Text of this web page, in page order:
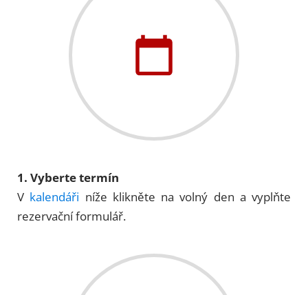
1. Vyberte termín
V kalendáři níže klikněte na volný den a vyplňte
rezervační formulář.